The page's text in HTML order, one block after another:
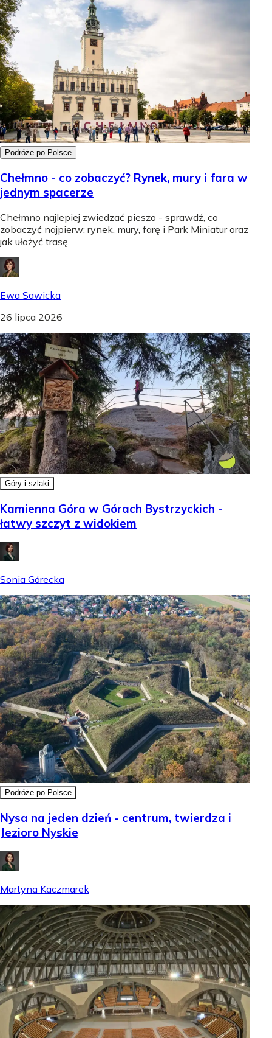
Podróże po Polsce
Chełmno - co zobaczyć? Rynek, mury i fara w
jednym spacerze
Chełmno najlepiej zwiedzać pieszo - sprawdź, co
zobaczyć najpierw: rynek, mury, farę i Park Miniatur oraz
jak ułożyć trasę.
Ewa Sawicka
26 lipca 2026
Góry i szlaki
Kamienna Góra w Górach Bystrzyckich -
łatwy szczyt z widokiem
Sonia Górecka
Podróże po Polsce
Nysa na jeden dzień - centrum, twierdza i
Jezioro Nyskie
Martyna Kaczmarek